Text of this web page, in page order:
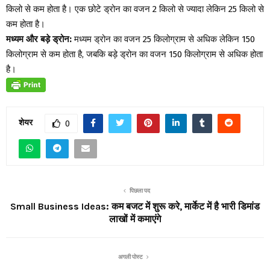
किलो से कम होता है। एक छोटे ड्रोन का वजन 2 किलो से ज्यादा लेकिन 25 किलो से
कम होता है।
मध्यम और बड़े ड्रोन:मध्यम ड्रोन का वजन 25 किलोग्राम से अधिक लेकिन 150
किलोग्राम से कम होता है, जबकि बड़े ड्रोन का वजन 150 किलोग्राम से अधिक होता
है।
शेयर 0
पिछला पद
Small Business Ideas: कम बजट में शुरू करे, मार्केट में है भारी डिमांड
लाखों में कमाएंगे
अगली पोस्ट